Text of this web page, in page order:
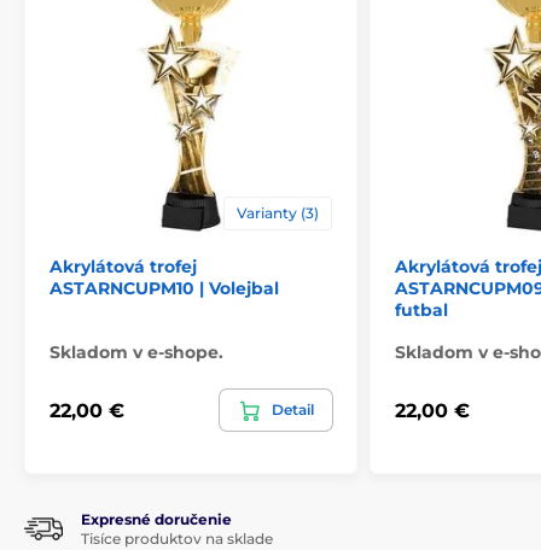
Varianty (3)
Akrylátová trofej
ASTARNCUPM10 | Volejbal
Skladom v e-shope.
22,00 € Detail
Akrylátová trofej
futbal
Skladom v e-
22,00 €
Expresné doručenie
Tisíce produktov na sklade